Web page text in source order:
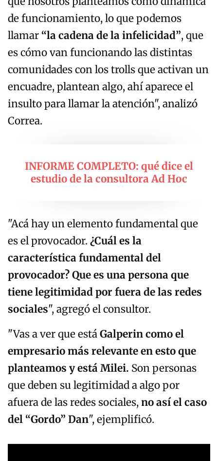
de funcionamiento, lo que podemos
llamar “la cadena de la infelicidad”, que
es cómo van funcionando las distintas
comunidades con los trolls que activan un
encuadre, plantean algo, ahí aparece el
insulto para llamar la atención", analizó
Correa.
INFORME COMPLETO: qué dice el
estudio de la consultora Ad Hoc
"Acá hay un elemento fundamental que
es el provocador. ¿Cuál es la
característica fundamental del
provocador? Que es una persona que
tiene legitimidad por fuera de las redes
sociales", agregó el consultor.
"Vas a ver que estáGalperin como el
empresario más relevante en esto que
planteamos y está Milei. Son personas
que deben su legitimidad a algo por
afuera de las redes sociales,no así el caso
del “Gordo” Dan", ejemplificó.